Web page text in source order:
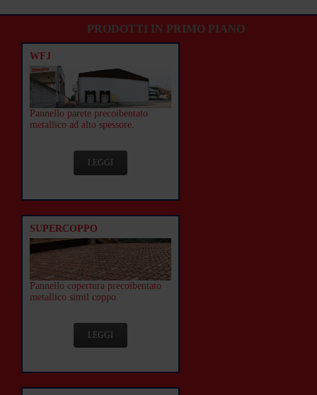
PRODOTTI IN PRIMO PIANO
WFJ
Pannello parete precoibentato
metallico ad alto spessore.
LEGGI
SUPERCOPPO
Pannello copertura precoibentato
metallico simil coppo.
LEGGI